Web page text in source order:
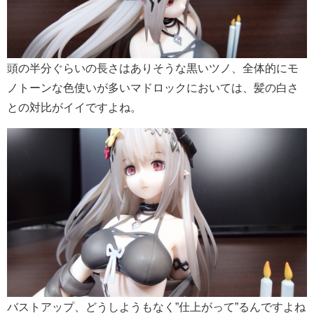
頭の半分ぐらいの長さはありそうな黒いツノ、全体的にモ
ノトーンな色使いが多いマドロックにおいては、髪の白さ
との対比がイイですよね。
バストアップ、どうしようもなく”仕上がって”るんですよね